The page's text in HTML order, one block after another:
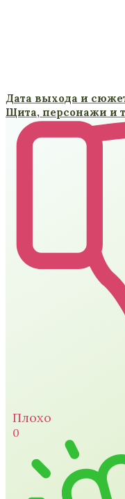
Дата выхода и
Щита, персонажи и
Плохо
0